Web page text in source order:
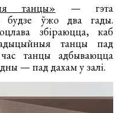
танцы» — гэта
будзе ўжо два гады.
збіраюцца, каб
танцы пад
танцы адбываюцца
— пад дахам у залі.